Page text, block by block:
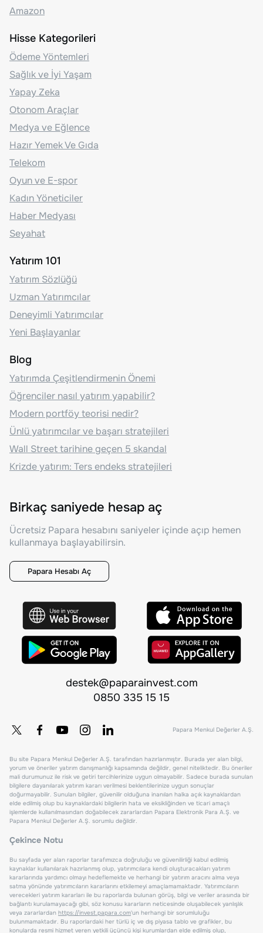
Amazon
Hisse Kategorileri
Ödeme Yöntemleri
Sağlık ve İyi Yaşam
Yapay Zeka
Otonom Araçlar
Medya ve Eğlence
Hazır Yemek Ve Gıda
Telekom
Oyun ve E-spor
Kadın Yöneticiler
Haber Medyası
Seyahat
Yatırım 101
Yatırım Sözlüğü
Uzman Yatırımcılar
Deneyimli Yatırımcılar
Yeni Başlayanlar
Blog
Yatırımda Çeşitlendirmenin Önemi
Öğrenciler nasıl yatırım yapabilir?
Modern portföy teorisi nedir?
Ünlü yatırımcılar ve başarı stratejileri
Wall Street tarihine geçen 5 skandal
Krizde yatırım: Ters endeks stratejileri
Birkaç saniyede hesap aç
Ücretsiz Papara hesabını saniyeler içinde açıp hemen
kullanmaya başlayabilirsin.
Papara Hesabı Aç
destek@paparainvest.com
0850 335 15 15
Papara Menkul Değerler A.Ş.
Bu site Papara Menkul Değerler A.Ş. tarafından hazırlanmıştır. Burada yer alan bilgi,
yorum ve öneriler yatırım danışmanlığı kapsamında değildir, genel niteliktedir. Bu öneriler
mali durumunuz ile risk ve getiri tercihlerinize uygun olmayabilir. Sadece burada sunulan
bilgilere dayanılarak yatırım kararı verilmesi beklentilerinize uygun sonuçlar
doğurmayabilir. Sunulan bilgiler, güvenilir olduğuna inanılan halka açık kaynaklardan
elde edilmiş olup bu kaynaklardaki bilgilerin hata ve eksikliğinden ve ticari amaçlı
işlemlerde kullanılmasından doğabilecek zararlardan Papara Elektronik Para A.Ş. ve
Papara Menkul Değerler A.Ş. sorumlu değildir.
Çekince Notu
Bu sayfada yer alan raporlar tarafımızca doğruluğu ve güvenilirliği kabul edilmiş
kaynaklar kullanılarak hazırlanmış olup, yatırımcılara kendi oluşturacakları yatırım
kararlarında yardımcı olmayı hedeflemekte ve herhangi bir yatırım aracını alma veya
satma yönünde yatırımcıların kararlarını etkilemeyi amaçlamamaktadır. Yatırımcıların
verecekleri yatırım kararları ile bu raporlarda bulunan görüş, bilgi ve veriler arasında bir
bağlantı kurulamayacağı gibi, söz konusu kararların neticesinde oluşabilecek yanlışlık
veya zararlardan https://invest.papara.com'un herhangi bir sorumluluğu
bulunmamaktadır. Bu raporlardaki her türlü iç ve dış piyasa tablo ve grafikler, bu
konularda resmi hizmet veren yetkili üçüncü kişi kurumlardan elde edilmiş olup,